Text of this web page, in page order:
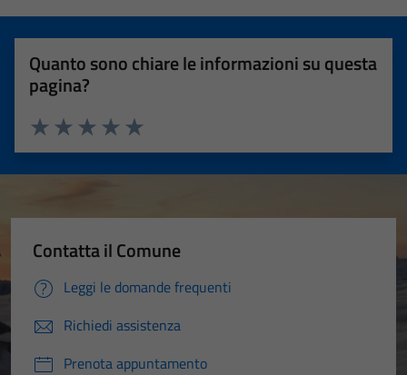
Quanto sono chiare le informazioni su questa
pagina?
Valuta 5 stelle su 5
Valuta 4 stelle su 5
Valuta 3 stelle su 5
Valuta 2 stelle su 5
Valuta 1 stelle su 5
Contatta il Comune
Leggi le domande frequenti
Richiedi assistenza
Prenota appuntamento